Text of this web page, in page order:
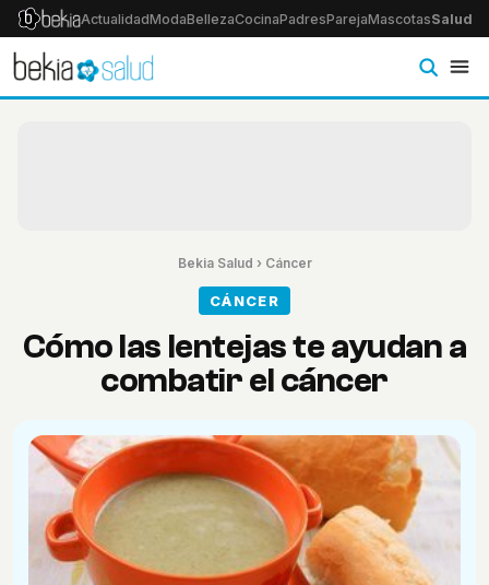
ActualidadModaBellezaCocinaPadresParejaMascotasSalud
Bekia Salud › Cáncer
CÁNCER
Cómo las lentejas te ayudan a
combatir el cáncer